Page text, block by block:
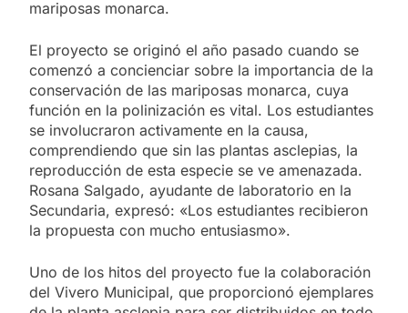
mariposas monarca.
El proyecto se originó el año pasado cuando se
comenzó a concienciar sobre la importancia de la
conservación de las mariposas monarca, cuya
función en la polinización es vital. Los estudiantes
se involucraron activamente en la causa,
comprendiendo que sin las plantas asclepias, la
reproducción de esta especie se ve amenazada.
Rosana Salgado, ayudante de laboratorio en la
Secundaria, expresó: «Los estudiantes recibieron
la propuesta con mucho entusiasmo».
Uno de los hitos del proyecto fue la colaboración
del Vivero Municipal, que proporcionó ejemplares